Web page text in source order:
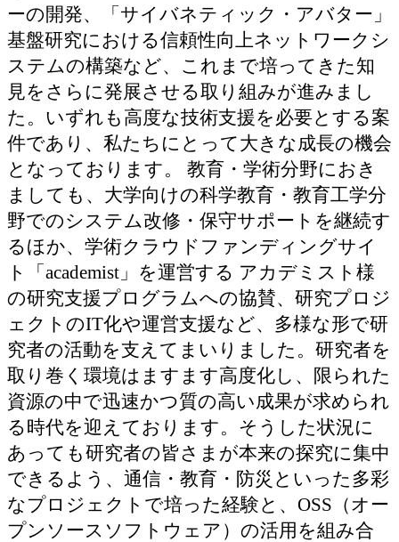
ーの開発、「サイバネティック・アバター」
基盤研究における信頼性向上ネットワークシ
ステムの構築など、これまで培ってきた知
見をさらに発展させる取り組みが進みまし
た。いずれも高度な技術支援を必要とする案
件であり、私たちにとって大きな成長の機会
となっております。 教育・学術分野におき
ましても、大学向けの科学教育・教育工学分
野でのシステム改修・保守サポートを継続す
るほか、学術クラウドファンディングサイ
ト「academist」を運営する アカデミスト様
の研究支援プログラムへの協賛、研究プロジ
ェクトのIT化や運営支援など、多様な形で研
究者の活動を支えてまいりました。研究者を
取り巻く環境はますます高度化し、限られた
資源の中で迅速かつ質の高い成果が求められ
る時代を迎えております。そうした状況に
あっても研究者の皆さまが本来の探究に集中
できるよう、通信・教育・防災といった多彩
なプロジェクトで培った経験と、OSS（オー
プンソースソフトウェア）の活用を組み合